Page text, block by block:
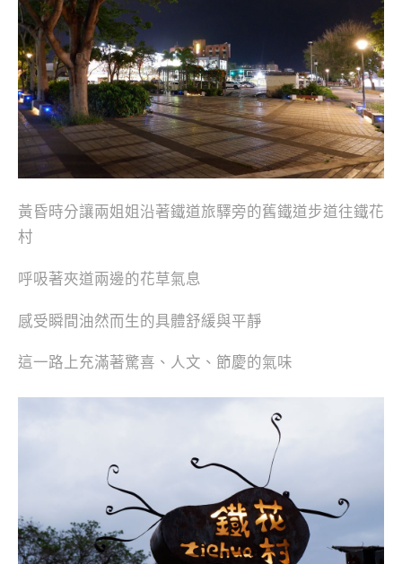
黃昏時分讓兩姐姐沿著鐵道旅驛旁的舊鐵道步道往鐵花
村
呼吸著夾道兩邊的花草氣息
感受瞬間油然而生的具體舒緩與平靜
這一路上充滿著驚喜、人文、節慶的氣味